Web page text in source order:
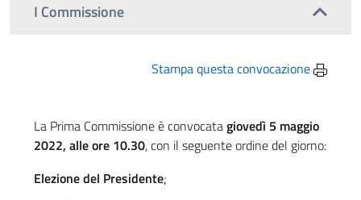
I Commissione
Stampa questa convocazione
La Prima Commissione è convocatagiovedì 5 maggio
2022, alle ore 10.30, con il seguente ordine del giorno:
Elezione del Presidente;